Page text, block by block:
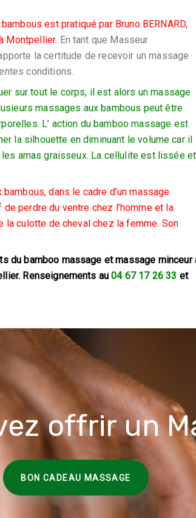
est pratiqué par Bruno BERNARD,
Montpellier. En tant que Masseur
la certitude de recevoir un massage
conditions.
sur tout le corps, il est alors un massage
massages aux bambous peut être
L’ action du bamboo massage est
la silhouette en diminuant le volume car il
amas graisseux. La cellulite est lissée et
dans le cadre d’un massage
perdre du ventre chez l’homme et la
la culotte de cheval chez la femme. Son
dubamboo massage et massage minceur
Renseignements au04 67 17 26 33 et
offrir un
BON CADEAU MASSAGE